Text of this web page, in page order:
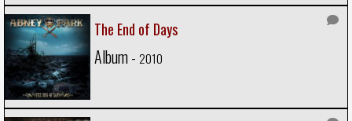
The End of Days
Album - 2010